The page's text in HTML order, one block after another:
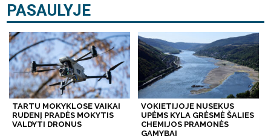
PASAULYJE
TARTU MOKYKLOSE VAIKAI
RUDENĮ PRADĖS MOKYTIS
VALDYTI DRONUS
VOKIETIJOJE NUSEKUS
UPĖMS KYLA GRĖSMĖ ŠALIES
CHEMIJOS PRAMONĖS
GAMYBAI